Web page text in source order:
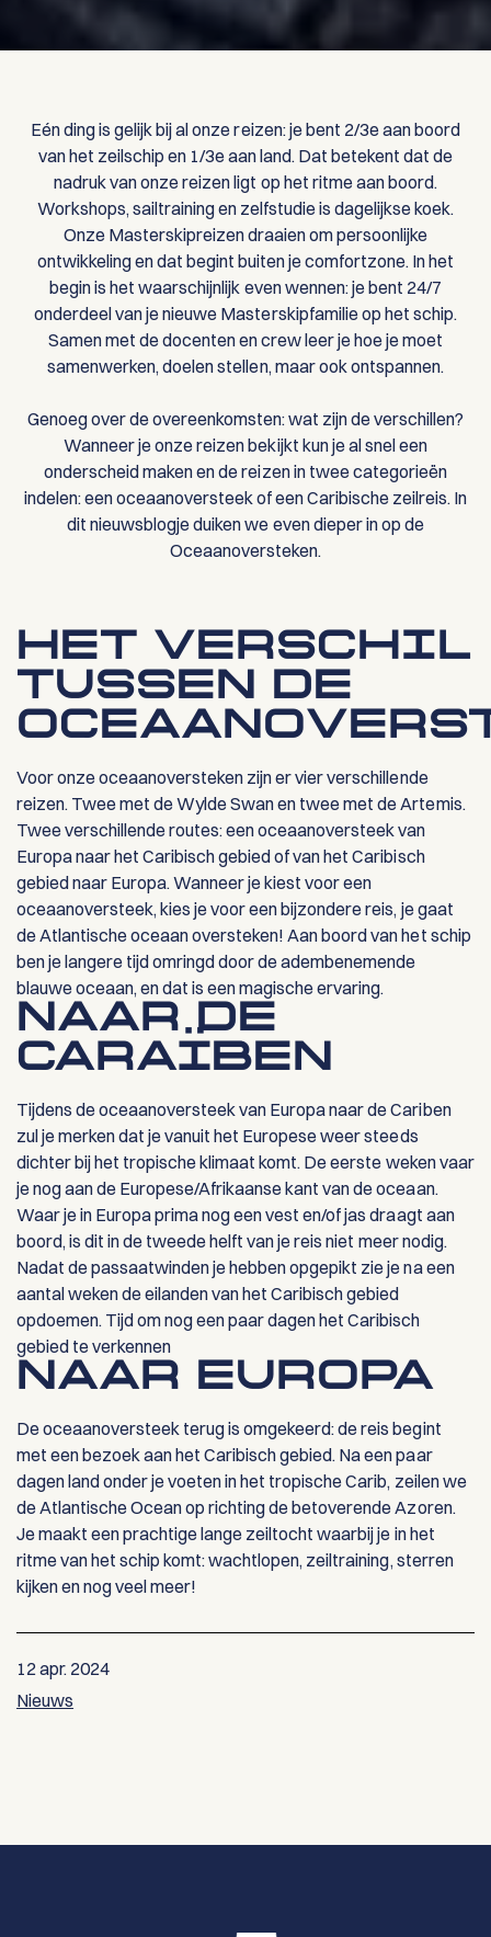
Eén ding is gelijk bij al onze reizen: je bent 2/3e aan boord
van het zeilschip en 1/3e aan land. Dat betekent dat de
nadruk van onze reizen ligt op het ritme aan boord.
Workshops, sailtraining en zelfstudie is dagelijkse koek.
Onze Masterskipreizen draaien om persoonlijke
ontwikkeling en dat begint buiten je comfortzone. In het
begin is het waarschijnlijk even wennen: je bent 24/7
onderdeel van je nieuwe Masterskipfamilie op het schip.
Samen met de docenten en crew leer je hoe je moet
samenwerken, doelen stellen, maar ook ontspannen.
Genoeg over de overeenkomsten: wat zijn de verschillen?
Wanneer je onze reizen bekijkt kun je al snel een
onderscheid maken en de reizen in twee categorieën
indelen: een oceaanoversteek of een Caribische zeilreis. In
dit nieuwsblogje duiken we even dieper in op de
Oceaanoversteken.
HET VERSCHIL
TUSSEN DE
Voor onze oceaanoversteken zijn er vier verschillende
reizen. Twee met de Wylde Swan en twee met de Artemis.
Twee verschillende routes: een oceaanoversteek van
Europa naar het Caribisch gebied of van het Caribisch
gebied naar Europa. Wanneer je kiest voor een
oceaanoversteek, kies je voor een bijzondere reis, je gaat
de Atlantische oceaan oversteken! Aan boord van het schip
ben je langere tijd omringd door de adembenemende
blauwe oceaan, en dat is een magische ervaring.
NAAR DE
CARAÏBEN
Tijdens de oceaanoversteek van Europa naar de Cariben
zul je merken dat je vanuit het Europese weer steeds
dichter bij het tropische klimaat komt. De eerste weken vaar
je nog aan de Europese/Afrikaanse kant van de oceaan.
Waar je in Europa prima nog een vest en/of jas draagt aan
boord, is dit in de tweede helft van je reis niet meer nodig.
Nadat de passaatwinden je hebben opgepikt zie je na een
aantal weken de eilanden van het Caribisch gebied
opdoemen. Tijd om nog een paar dagen het Caribisch
gebied te verkennen
NAAR EUROPA
De oceaanoversteek terug is omgekeerd: de reis begint
met een bezoek aan het Caribisch gebied. Na een paar
dagen land onder je voeten in het tropische Carib, zeilen we
de Atlantische Ocean op richting de betoverende Azoren.
Je maakt een prachtige lange zeiltocht waarbij je in het
ritme van het schip komt: wachtlopen, zeiltraining, sterren
kijken en nog veel meer!
12 apr. 2024
Nieuws